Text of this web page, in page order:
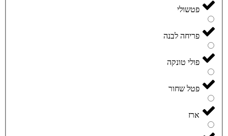
פטשולי
פריחה לבנה
פולי טונקה
פטל שחור
ארז